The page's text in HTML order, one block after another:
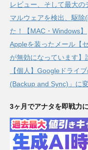
レビュー、そして最大
マルウェアを検出、駆
た！【MAC・Windows】
Appleを装ったメール【
が無効になっています】
【個人】Googleドライ
(Backup and Sync)」に
3ヶ月でアナタを即戦力に